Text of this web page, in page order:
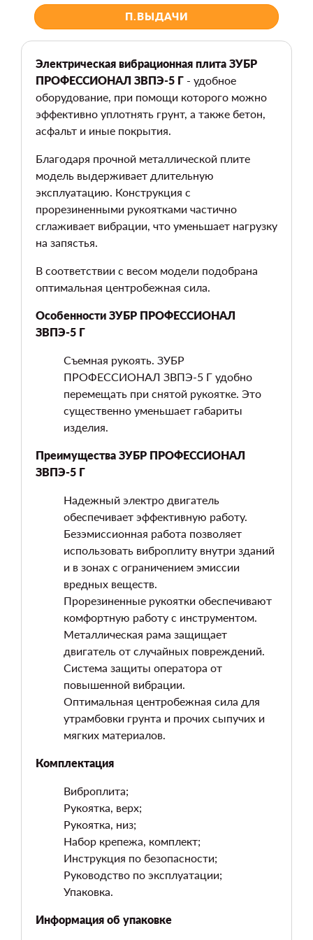
П.ВЫДАЧИ
Электрическая вибрационная плита ЗУБР
ПРОФЕССИОНАЛ ЗВПЭ-5 Г - удобное
оборудование, при помощи которого можно
эффективно уплотнять грунт, а также бетон,
асфальт и иные покрытия.
Благодаря прочной металлической плите
модель выдерживает длительную
эксплуатацию. Конструкция с
прорезиненными рукоятками частично
сглаживает вибрации, что уменьшает нагрузку
на запястья.
В соответствии с весом модели подобрана
оптимальная центробежная сила.
Особенности ЗУБР ПРОФЕССИОНАЛ
ЗВПЭ-5 Г
Съемная рукоять. ЗУБР
ПРОФЕССИОНАЛ ЗВПЭ-5 Г удобно
перемещать при снятой рукоятке. Это
существенно уменьшает габариты
изделия.
Преимущества ЗУБР ПРОФЕССИОНАЛ
ЗВПЭ-5 Г
Надежный электро двигатель
обеспечивает эффективную работу.
Безэмиссионная работа позволяет
использовать виброплиту внутри зданий
и в зонах с ограничением эмиссии
вредных веществ.
Прорезиненные рукоятки обеспечивают
комфортную работу с инструментом.
Металлическая рама защищает
двигатель от случайных повреждений.
Система защиты оператора от
повышенной вибрации.
Оптимальная центробежная сила для
утрамбовки грунта и прочих сыпучих и
мягких материалов.
Комплектация
Виброплита;
Рукоятка, верх;
Рукоятка, низ;
Набор крепежа, комплект;
Инструкция по безопасности;
Руководство по эксплуатации;
Упаковка.
Информация об упаковке